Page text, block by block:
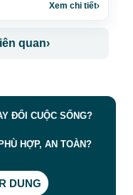
Xem chi tiết›
quan›
ĐỔI CUỘC SỐNG?
HỢP, AN TOÀN?
DUNG